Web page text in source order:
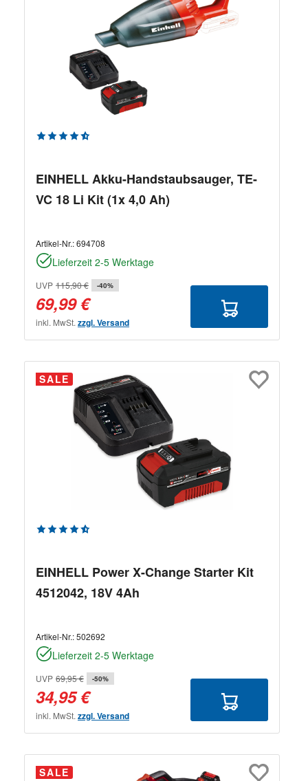
Durchschnittliche Bewertung von 4.71 von 5 Sternen
EINHELL Akku-Handstaubsauger, TE-
VC 18 Li Kit (1x 4,0 Ah)
Artikel-Nr.:694708
Lieferzeit 2-5 Werktage
UVP 115,90 € -40%
69,99 €
inkl. MwSt. zzgl. Versand
SALE
Durchschnittliche Bewertung von 4.83 von 5 Sternen
EINHELL Power X-Change Starter Kit
4512042, 18V 4Ah
Artikel-Nr.:502692
Lieferzeit 2-5 Werktage
UVP 69,95 € -50%
34,95 €
inkl. MwSt. zzgl. Versand
SALE